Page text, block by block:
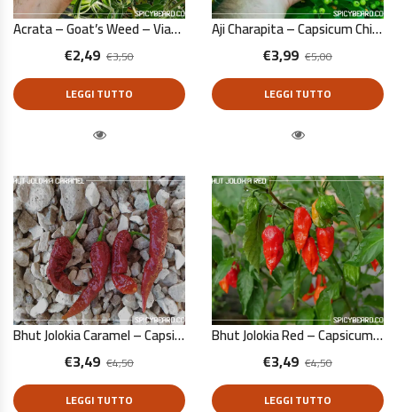
Acrata – Goat’s Weed – Viagra Natural – Capsicum Annuum – 10 Semi Puri
€3,50
€2,49
LEGGI TUTTO
Aji Charapita – Capsicum Chinense – 10 Semi Puri
€5,00
€3,99
LEGGI TUTTO
Bhut Jolokia Caramel – Capsicum Chinense – 10 Semi Puri
€4,50
€3,49
LEGGI TUTTO
Bhut Jolokia Red – Capsicum Chinense – 10 Semi Puri
€4,50
€3,49
LEGGI TUTTO